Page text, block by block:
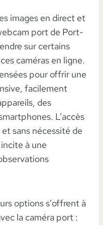
images en direct et
port de Port-
sur certains
caméras en ligne.
pour offrir une
facilement
des
L’accès
sans nécessité de
à une
options s’offrent à
la caméra port :